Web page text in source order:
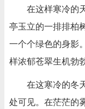
在这样寒冷的
亭玉立的一排排柏
一个个绿色的身影
样浓郁苍翠生机勃
在这寒冷的冬
处可见。在茫茫的